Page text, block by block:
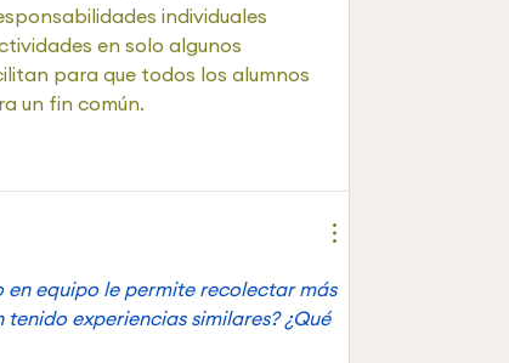
individuales
en solo algunos
para que todos los alumnos
un fin común.
equipo le permite recolectar más
experiencias similares? ¿Qué